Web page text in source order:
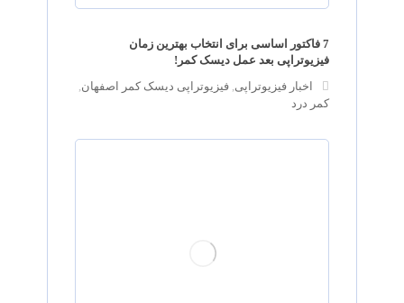
7 فاکتور اساسی برای انتخاب بهترین زمان
فیزیوتراپی بعد عمل دیسک کمر!
اخبار فیزیوتراپی,فیزیوتراپی دیسک کمر اصفهان,
کمر درد